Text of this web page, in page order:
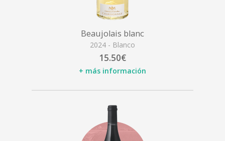
Beaujolais blanc
2024 - Blanco
15.50€
+ más información